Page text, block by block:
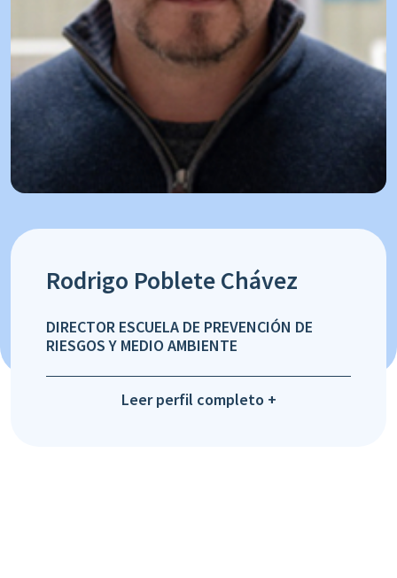
Rodrigo Poblete Chávez
DIRECTOR ESCUELA DE PREVENCIÓN DE
RIESGOS Y MEDIO AMBIENTE
Leer perfil completo +